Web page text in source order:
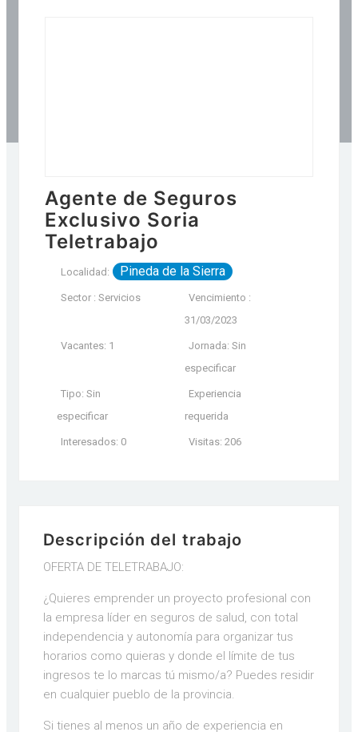
Agente de Seguros
Exclusivo Soria
Teletrabajo
Localidad: Pineda de la Sierra
Sector : Servicios
Vencimiento :
31/03/2023
Vacantes: 1
Jornada: Sin
especificar
Tipo: Sin
especificar
Experiencia
requerida
Interesados: 0 Visitas: 206
Descripción del trabajo
OFERTA DE TELETRABAJO:
¿Quieres emprender un proyecto profesional con
la empresa líder en seguros de salud, con total
independencia y autonomía para organizar tus
horarios como quieras y donde el límite de tus
ingresos te lo marcas tú mismo/a? Puedes residir
en cualquier pueblo de la provincia.
Si tienes al menos un año de experiencia en